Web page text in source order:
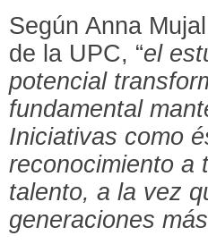
Según Anna
de la UPC, “el
potencial
fundamental
Iniciativas como
reconocimiento a
talento, a la vez
generaciones